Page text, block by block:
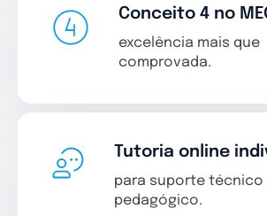
Conceito 4 no
excelência mais que
comprovada.
Tutoria online
para suporte técnico
pedagógico.